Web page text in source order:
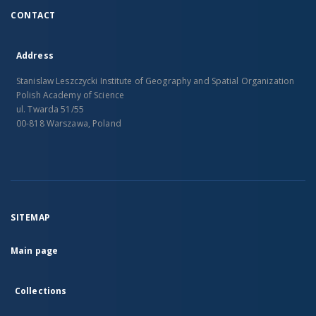
CONTACT
Address
Stanislaw Leszczycki Institute of Geography and Spatial Organization
Polish Academy of Science
ul. Twarda 51/55
00-818 Warszawa, Poland
SITEMAP
Main page
Collections